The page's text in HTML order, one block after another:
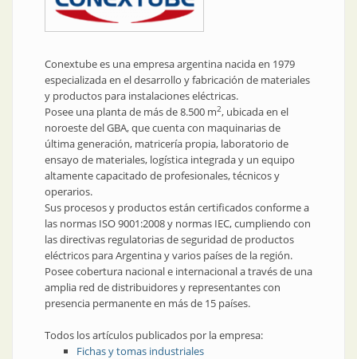
Conextube es una empresa argentina nacida en 1979
especializada en el desarrollo y fabricación de materiales
y productos para instalaciones eléctricas.
Posee una planta de más de 8.500 m2, ubicada en el
noroeste del GBA, que cuenta con maquinarias de
última generación, matricería propia, laboratorio de
ensayo de materiales, logística integrada y un equipo
altamente capacitado de profesionales, técnicos y
operarios.
Sus procesos y productos están certificados conforme a
las normas ISO 9001:2008 y normas IEC, cumpliendo con
las directivas regulatorias de seguridad de productos
eléctricos para Argentina y varios países de la región.
Posee cobertura nacional e internacional a través de una
amplia red de distribuidores y representantes con
presencia permanente en más de 15 países.
Todos los artículos publicados por la empresa:
Fichas y tomas industriales